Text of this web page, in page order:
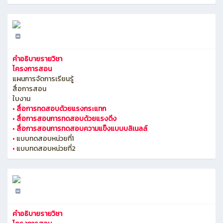
คำอธิบายรายวิชา
โครงการสอน
แผนการจัดการเรียนรู้
สื่อการสอน
ใบงาน
• สื่อการทดสอบด้วยแรงกระแทก
• สื่อการสอนการทดสอบด้วยแรงดึง
• สื่อการสอนการทดสอบความแข็งแบบบลิเนลล์
• แบบทดสอบหน่วยที่1
• แบบทดสอบหน่วยที่2
คำอธิบายรายวิชา